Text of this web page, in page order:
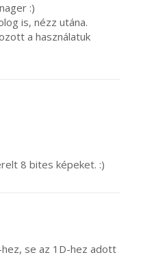
:)
is, nézz utána.
a használatuk
8 bites képeket. :)
se az 1D-hez adott